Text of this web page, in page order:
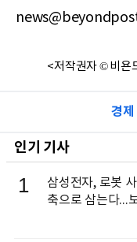
<저작권자 © 비욘
경제
인기 기사
1
삼성전자, 로봇
축으로 삼는다...